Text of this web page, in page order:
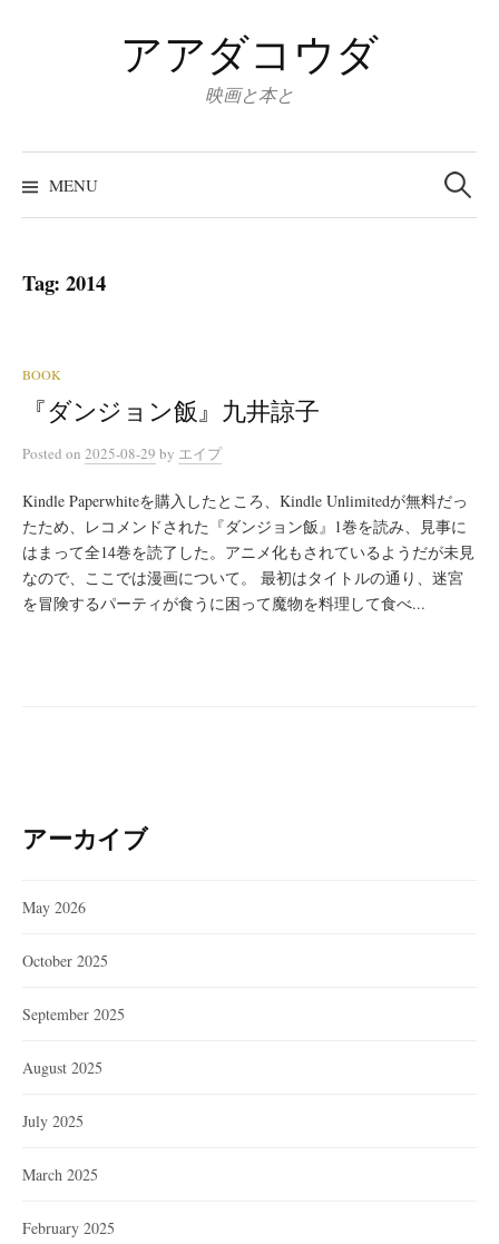
アアダコウダ
映画と本と
MENU
Search
for:
Tag:2014
BOOK
『ダンジョン飯』九井諒子
Posted on 2025-08-29 by エイプ
Kindle Paperwhiteを購入したところ、Kindle Unlimitedが無料だっ
たため、レコメンドされた『ダンジョン飯』1巻を読み、見事に
はまって全14巻を読了した。アニメ化もされているようだが未見
なので、ここでは漫画について。 最初はタイトルの通り、迷宮
を冒険するパーティが食うに困って魔物を料理して食べ...
アーカイブ
May 2026
October 2025
September 2025
August 2025
July 2025
March 2025
February 2025